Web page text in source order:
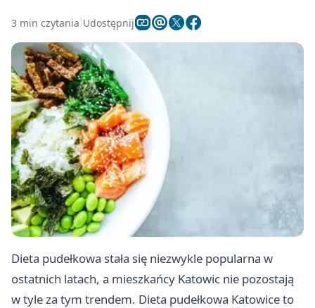
3 min czytania Udostępnij
Dieta pudełkowa stała się niezwykle popularna w
ostatnich latach, a mieszkańcy Katowic nie pozostają
w tyle za tym trendem. Dieta pudełkowa Katowice to